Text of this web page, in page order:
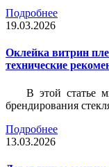
Подробнее
19.03.2026
Оклейка витрин
технические
В этой статье
брендирования
Подробнее
13.03.2026